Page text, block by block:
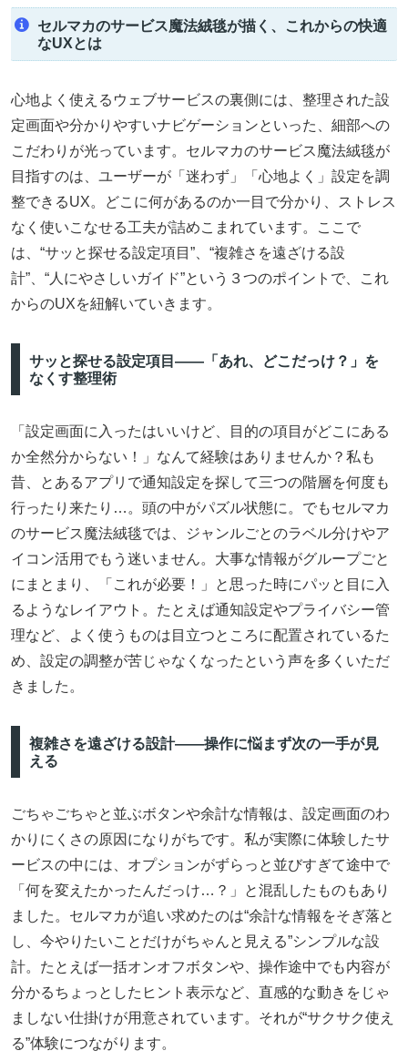
セルマカのサービス魔法絨毯が描く、これからの快適
なUXとは
心地よく使えるウェブサービスの裏側には、整理された設
定画面や分かりやすいナビゲーションといった、細部への
こだわりが光っています。セルマカのサービス魔法絨毯が
目指すのは、ユーザーが「迷わず」「心地よく」設定を調
整できるUX。どこに何があるのか一目で分かり、ストレス
なく使いこなせる工夫が詰めこまれています。ここで
は、“サッと探せる設定項目”、“複雑さを遠ざける設
計”、“人にやさしいガイド”という３つのポイントで、これ
からのUXを紐解いていきます。
サッと探せる設定項目――「あれ、どこだっけ？」を
なくす整理術
「設定画面に入ったはいいけど、目的の項目がどこにある
か全然分からない！」なんて経験はありませんか？私も
昔、とあるアプリで通知設定を探して三つの階層を何度も
行ったり来たり…。頭の中がパズル状態に。でもセルマカ
のサービス魔法絨毯では、ジャンルごとのラベル分けやア
イコン活用でもう迷いません。大事な情報がグループごと
にまとまり、「これが必要！」と思った時にパッと目に入
るようなレイアウト。たとえば通知設定やプライバシー管
理など、よく使うものは目立つところに配置されているた
め、設定の調整が苦じゃなくなったという声を多くいただ
きました。
複雑さを遠ざける設計――操作に悩まず次の一手が見
える
ごちゃごちゃと並ぶボタンや余計な情報は、設定画面のわ
かりにくさの原因になりがちです。私が実際に体験したサ
ービスの中には、オプションがずらっと並びすぎて途中で
「何を変えたかったんだっけ…？」と混乱したものもあり
ました。セルマカが追い求めたのは“余計な情報をそぎ落と
し、今やりたいことだけがちゃんと見える”シンプルな設
計。たとえば一括オンオフボタンや、操作途中でも内容が
分かるちょっとしたヒント表示など、直感的な動きをじゃ
ましない仕掛けが用意されています。それが“サクサク使え
る”体験につながります。